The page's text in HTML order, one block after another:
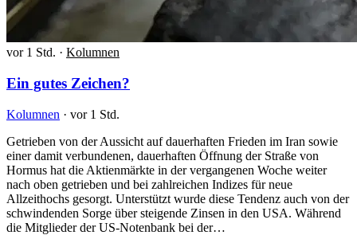
vor 1 Std. · Kolumnen
Ein gutes Zeichen?
Kolumnen · vor 1 Std.
Getrieben von der Aussicht auf dauerhaften Frieden im Iran sowie
einer damit verbundenen, dauerhaften Öffnung der Straße von
Hormus hat die Aktienmärkte in der vergangenen Woche weiter
nach oben getrieben und bei zahlreichen Indizes für neue
Allzeithochs gesorgt. Unterstützt wurde diese Tendenz auch von der
schwindenden Sorge über steigende Zinsen in den USA. Während
die Mitglieder der US-Notenbank bei der…